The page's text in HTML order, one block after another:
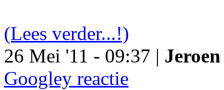
(Lees verder...!)
26 Mei '11 - 09:37 |
Googley reactie